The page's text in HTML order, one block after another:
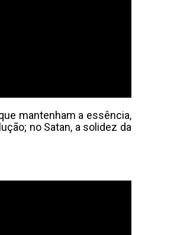
mantenham a essência,
no Satan, a solidez da